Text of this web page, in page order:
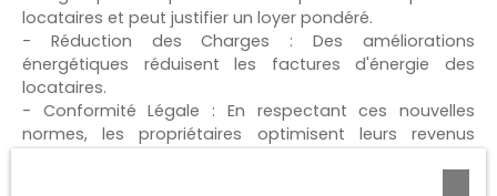
locataires et peut justifier un loyer pondéré.
- Réduction des Charges : Des améliorations
énergétiques réduisent les factures d'énergie des
locataires.
- Conformité Légale : En respectant ces nouvelles
normes, les propriétaires optimisent leurs revenus